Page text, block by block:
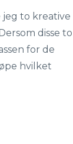
to kreative
disse to
for de
hvilket